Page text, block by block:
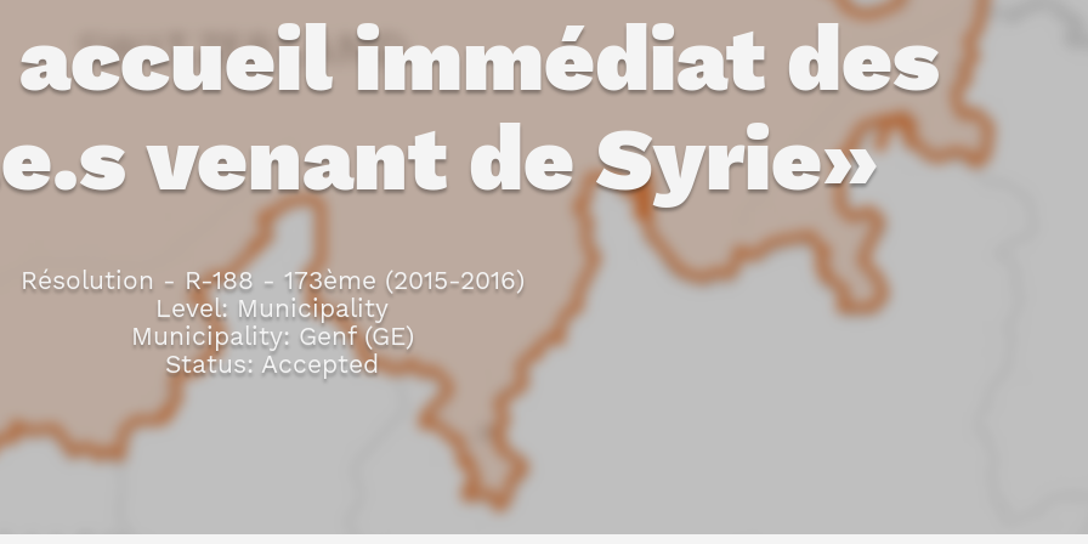
immédiat des
venant de Syrie»
Résolution - R-188 - 173ème (2015-2016)
Level: Municipality
Municipality: Genf (GE)
Status: Accepted